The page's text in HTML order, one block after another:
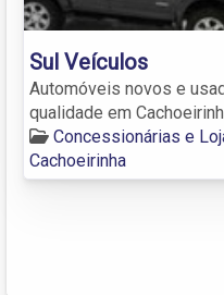
Sul Veículos
Automóveis novos e
qualidade em
Concessionárias e
Cachoeirinha